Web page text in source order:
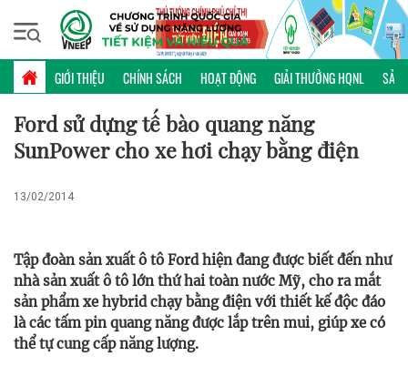
GIỚI THIỆU CHÍNH SÁCH HOẠT ĐỘNG GIẢI THƯỞNG HQNL SẢN
Thứ sáu, 07/08/2026 | 10:02 GMT+7
PHỔ BIẾN KIẾN THỨC
Ford sử dựng tế bào quang năng
SunPower cho xe hơi chạy bằng điện
13/02/2014
Tập đoàn sản xuất ô tô Ford hiện đang được biết đến như
nhà sản xuất ô tô lớn thứ hai toàn nước Mỹ, cho ra mắt
sản phẩm xe hybrid chạy bằng điện với thiết kế độc đáo
là các tấm pin quang năng được lắp trên mui, giúp xe có
thể tự cung cấp năng lượng.